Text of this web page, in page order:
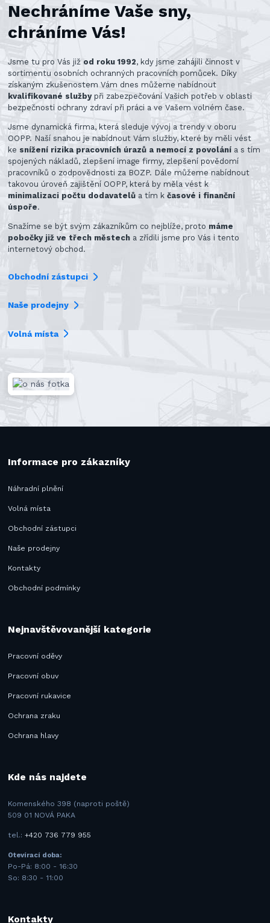
Nechráníme Vaše sny,
chráníme Vás!
Jsme tu pro Vás již od roku 1992, kdy jsme zahájili činnost v
sortimentu osobních ochranných pracovních pomůcek. Díky
získaným zkušenostem Vám dnes můžeme nabídnout
kvalifikované službypři zabezpečování Vašich potřeb v oblasti
bezpečnosti ochrany zdraví při práci a ve Vašem volném čase.
Jsme dynamická firma, která sleduje vývoj a trendy v oboru
OOPP. Naší snahou je nabídnout Vám služby, které by měli vést
ke snížení rizika pracovních úrazů a nemocí z povolání a s tím
spojených nákladů, zlepšení image firmy, zlepšení povědomí
pracovníků o zodpovědnosti za BOZP. Dále můžeme nabídnout
takovou úroveň zajištění OOPP, která by měla vést k
minimalizaci počtu dodavatelů a tím kčasové i finanční
úspoře.
Snažíme se být svým zákazníkům co nejblíže, proto máme
pobočky již ve třech městech a zřídili jsme pro Vás i tento
internetový obchod.
Obchodní zástupci
Naše prodejny
Volná místa
Informace pro zákazníky
Náhradní plnění
Volná místa
Obchodní zástupci
Naše prodejny
Kontakty
Obchodní podmínky
Nejnavštěvovanější kategorie
Pracovní oděvy
Pracovní obuv
Pracovní rukavice
Ochrana zraku
Ochrana hlavy
Kde nás najdete
Komenského 398 (naproti poště)
509 01 NOVÁ PAKA
tel.:+420 736 779 955
Otevírací doba:
Po-Pá: 8:00 - 16:30
So: 8:30 - 11:00
Kontakty